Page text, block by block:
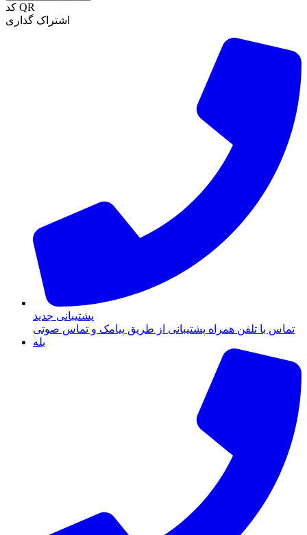
کد QR
اشتراک گذاری
پشتیبانی جدید
تماس با تلفن همراه پشتیبانی از طریق پیامک و تماس صوتی
بله